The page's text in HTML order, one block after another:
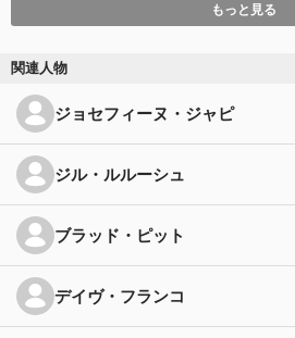
もっと見る
関連人物
ジョセフィーヌ・ジャピ
ジル・ルルーシュ
ブラッド・ピット
デイヴ・フランコ